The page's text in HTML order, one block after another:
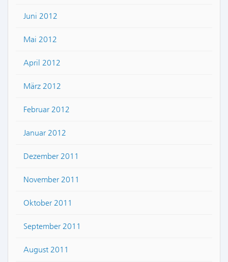
Juni 2012
Mai 2012
April 2012
März 2012
Februar 2012
Januar 2012
Dezember 2011
November 2011
Oktober 2011
September 2011
August 2011